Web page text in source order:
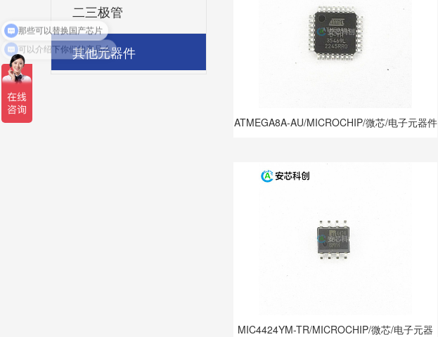
二三极管
其他元器件
ATMEGA8A-AU/MICROCHIP/微芯/电子元器件
MIC4424YM-TR/MICROCHIP/微芯/电子元器
可以介绍下你们的产品么
那些可以替换国产芯片